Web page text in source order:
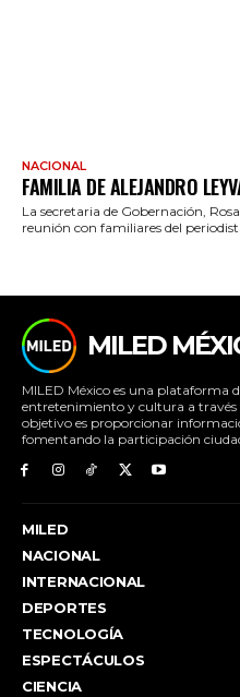
NACIONAL
FAMILIA DE ALEJANDRO
La secretaria de Gobernación,
reunión con familiares del
MILED
MILED México es una plataforma
entretenimiento y cultura a través
objetivo es proporcionar
fomentando la participación
MILED
NACIONAL
INTERNACIONAL
DEPORTES
TECNOLOGÍA
ESPECTÁCULOS
CIENCIA